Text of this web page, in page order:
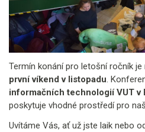
Termín konání pro letošní ročník
první víkend v listopadu.
informačních technologií VUT v
poskytuje vhodné prostředí pro
Uvítáme Vás, ať už jste laik nebo